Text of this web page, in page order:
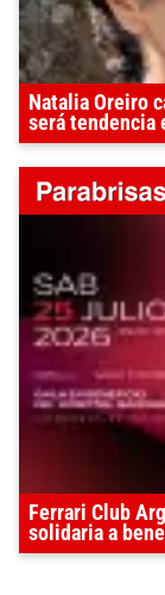
Natalia Oreiro
será tendencia
Ferrari Club
solidaria a